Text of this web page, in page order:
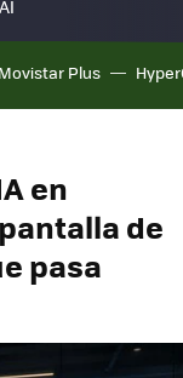
Movistar Plus
en
de
pasa